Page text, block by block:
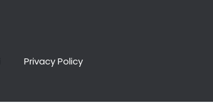
Privacy Policy